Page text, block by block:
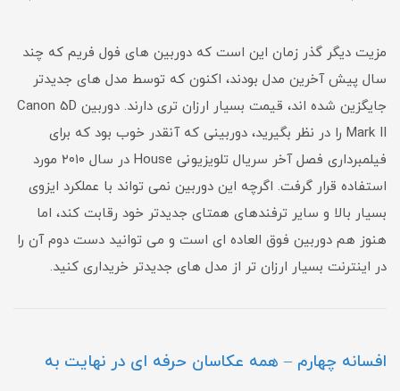
مزیت دیگر گذر زمان این است که دوربین های فول فریم که چند
سال پیش آخرین مدل بودند، اکنون که توسط مدل های جدیدتر
جایگزین شده اند، قیمت بسیار ارزان تری دارند. دوربین Canon 5D
Mark II را در نظر بگیرید، دوربینی که آنقدر خوب بود که برای
فیلمبرداری فصل آخر سریال تلویزیونی House در سال ۲۰۱۰ مورد
استفاده قرار گرفت. اگرچه این دوربین نمی تواند با عملکرد ایزوی
بسیار بالا و سایر ترفندهای همتای جدیدتر خود رقابت کند، اما
هنوز هم دوربین فوق العاده ای است و می توانید دست دوم آن را
در اینترنت بسیار ارزان تر از مدل های جدیدتر خریداری کنید.
افسانه چهارم – همه عکاسان حرفه ای در نهایت به